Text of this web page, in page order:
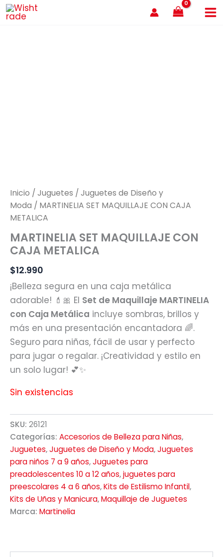
al
Inicio / Juguetes / Juguetes de Diseño y
Moda / MARTINELIA SET MAQUILLAJE CON CAJA
METALICA
MARTINELIA SET MAQUILLAJE CON
CAJA METALICA
$12.990
¡Belleza segura en una caja metálica
adorable! 💄🎀 El Set de Maquillaje MARTINELIA
con Caja Metálica incluye sombras, brillos y
más en una presentación encantadora 🌈.
Seguro para niñas, fácil de usar y perfecto
para jugar o regalar. ¡Creatividad y estilo en
un solo lugar! 💕✨
Sin existencias
SKU: 26121
Categorías: Accesorios de Belleza para Niñas,
Juguetes,Juguetes de Diseño y Moda,Juguetes
para niños 7 a 9 años,Juguetes para
preadolescentes 10 a 12 años,juguetes para
preescolares 4 a 6 años,Kits de Estilismo Infantil,
Kits de Uñas y Manicura,Maquillaje de Juguetes
Marca: Martinelia